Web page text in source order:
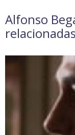
Alfonso
relacionadas